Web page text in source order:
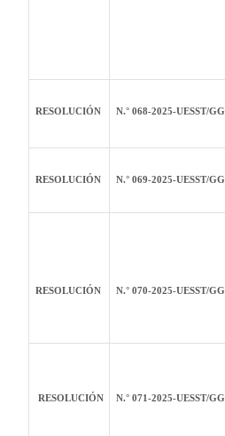
RESOLUCIÓN N.° 068-2025-UESST/GG
RESOLUCIÓN N.° 069-2025-UESST/GG
RESOLUCIÓN N.° 070-2025-UESST/GG
RESOLUCIÓN N.° 071-2025-UESST/GG